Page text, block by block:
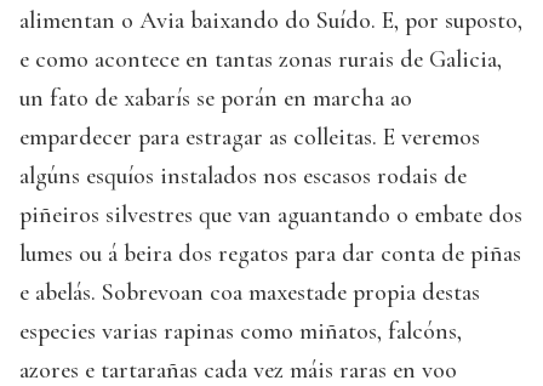
alimentan o Avia baixando do Suído. E, por suposto,
e como acontece en tantas zonas rurais de Galicia,
un fato de xabarís se porán en marcha ao
empardecer para estragar as colleitas. E veremos
algúns esquíos instalados nos escasos rodais de
piñeiros silvestres que van aguantando o embate dos
lumes ou á beira dos regatos para dar conta de piñas
e abelás. Sobrevoan coa maxestade propia destas
especies varias rapinas como miñatos, falcóns,
azores e tartarañas cada vez máis raras en voo